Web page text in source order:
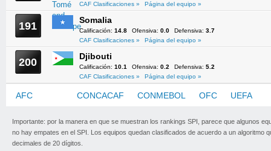
CAF Clasificaciones »
Página del equipo »
191 Somalia
Calificación: 14.8 Ofensiva: 0.0 Defensiva: 3.7
CAF Clasificaciones »
Página del equipo »
200 Djibouti
Calificación: 10.1 Ofensiva: 0.2 Defensiva: 5.2
CAF Clasificaciones »
Página del equipo »
AFC CONCACAF CONMEBOL OFC UEFA
Importante: por la manera en que se muestran los rankings SPI, parece que algunos
no hay empates en el SPI. Los equipos quedan clasificados de acuerdo a un algoritmo
decimales de 20 dígitos.